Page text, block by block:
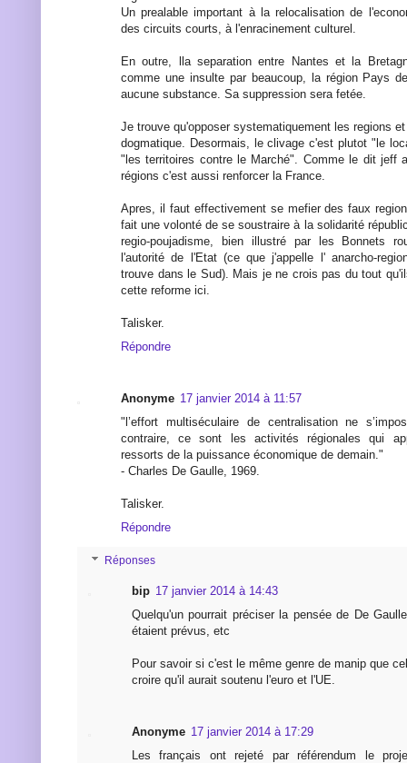
Un prealable important à la relocalisation de
des circuits courts, à l'enracinement culturel.
En outre, lla separation entre Nantes et la
comme une insulte par beaucoup, la région Pays
aucune substance. Sa suppression sera fetée.
Je trouve qu'opposer systematiquement les regions
dogmatique. Desormais, le clivage c'est plutot "le
"les territoires contre le Marché". Comme le dit jeff
régions c'est aussi renforcer la France.
Apres, il faut effectivement se mefier des faux
fait une volonté de se soustraire à la solidarité
regio-poujadisme, bien illustré par les Bonnets
l'autorité de l'Etat (ce que j'appelle l' anarcho-
trouve dans le Sud). Mais je ne crois pas du tout
cette reforme ici.
Talisker.
Répondre
Anonyme 17 janvier 2014 à 11:57
"l’effort multiséculaire de centralisation ne
contraire, ce sont les activités régionales qui
ressorts de la puissance économique de demain."
- Charles De Gaulle, 1969.
Talisker.
Répondre
Réponses
bip 17 janvier 2014 à 14:43
Quelqu'un pourrait préciser la pensée de De
étaient prévus, etc
Pour savoir si c'est le même genre de manip que
croire qu'il aurait soutenu l'euro et l'UE.
Anonyme 17 janvier 2014 à 17:29
Les français ont rejeté par référendum le